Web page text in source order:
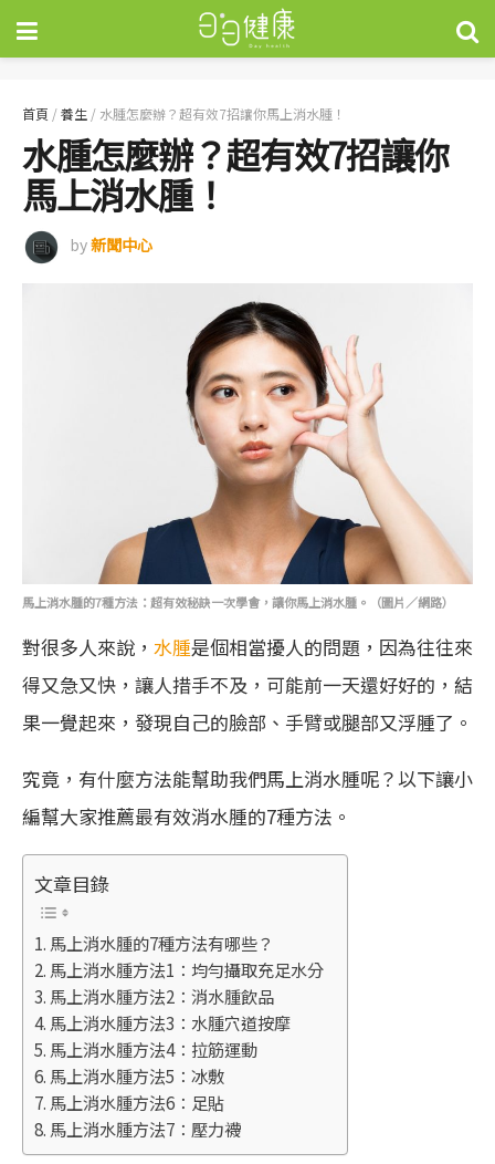
首頁 /養生 / 水腫怎麼辦？超有效7招讓你馬上消水腫！
水腫怎麼辦？超有效7招讓你
馬上消水腫！
by新聞中心
馬上消水腫的7種方法：超有效秘訣一次學會，讓你馬上消水腫。（圖片／網路）
對很多人來說， 水腫是個相當擾人的問題，因為往往來
得又急又快，讓人措手不及，可能前一天還好好的，結
果一覺起來，發現自己的臉部、手臂或腿部又浮腫了。
究竟，有什麼方法能幫助我們馬上消水腫呢？以下讓小
編幫大家推薦最有效消水腫的7種方法。
文章目錄
馬上消水腫的7種方法有哪些？
馬上消水腫方法1：均勻攝取充足水分
馬上消水腫方法2：消水腫飲品
馬上消水腫方法3：水腫穴道按摩
馬上消水腫方法4：拉筋運動
馬上消水腫方法5：冰敷
馬上消水腫方法6：足貼
馬上消水腫方法7：壓力襪